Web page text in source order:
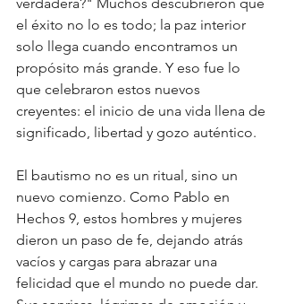
el éxito no lo es todo; la paz interior
solo llega cuando encontramos un
propósito más grande. Y eso fue lo
que celebraron estos nuevos
creyentes: el inicio de una vida llena de
significado, libertad y gozo auténtico.
El bautismo no es un ritual, sino un
nuevo comienzo. Como Pablo en
Hechos 9, estos hombres y mujeres
dieron un paso de fe, dejando atrás
vacíos y cargas para abrazar una
felicidad que el mundo no puede dar.